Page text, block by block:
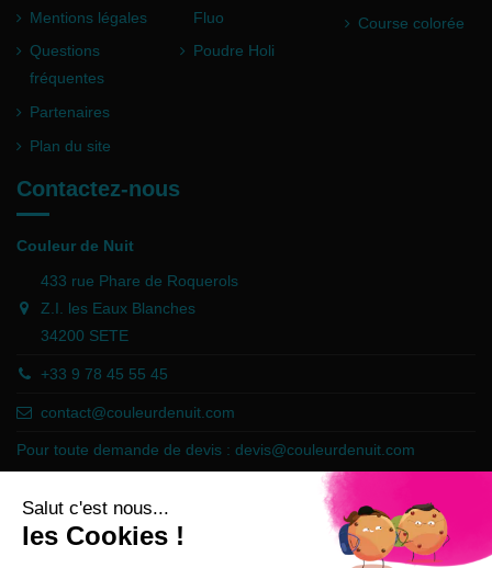
Mentions légales
Questions
fréquentes
Partenaires
Plan du site
Fluo
Poudre Holi
Course colorée
Contactez-nous
Couleur de Nuit
433 rue Phare de Roquerols
Z.I. les Eaux Blanches
34200 SETE
+33 9 78 45 55 45
contact@couleurdenuit.com
Pour toute demande de devis : devis@couleurdenuit.com
Marchand approuvé par la Société des Avis Garantis,cliquez ici pour
vérifier .